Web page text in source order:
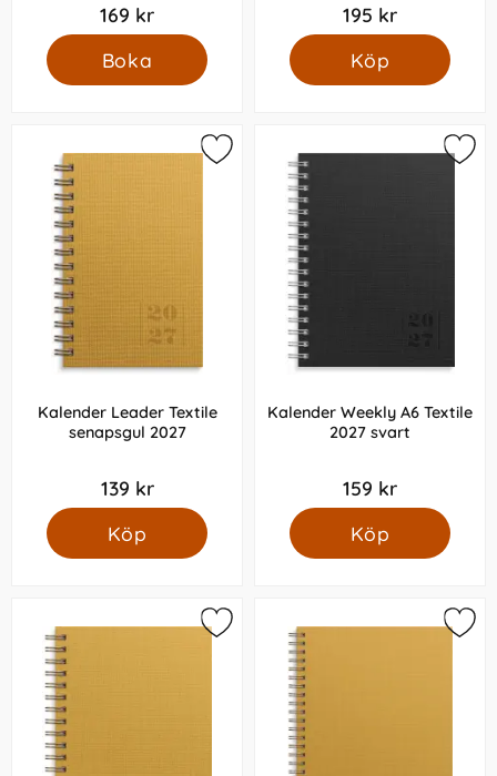
169 kr
Boka
195 kr
Köp
Kalender Leader Textile
senapsgul 2027
139 kr
Köp
Kalender Weekly A6 Textile
2027 svart
159 kr
Köp